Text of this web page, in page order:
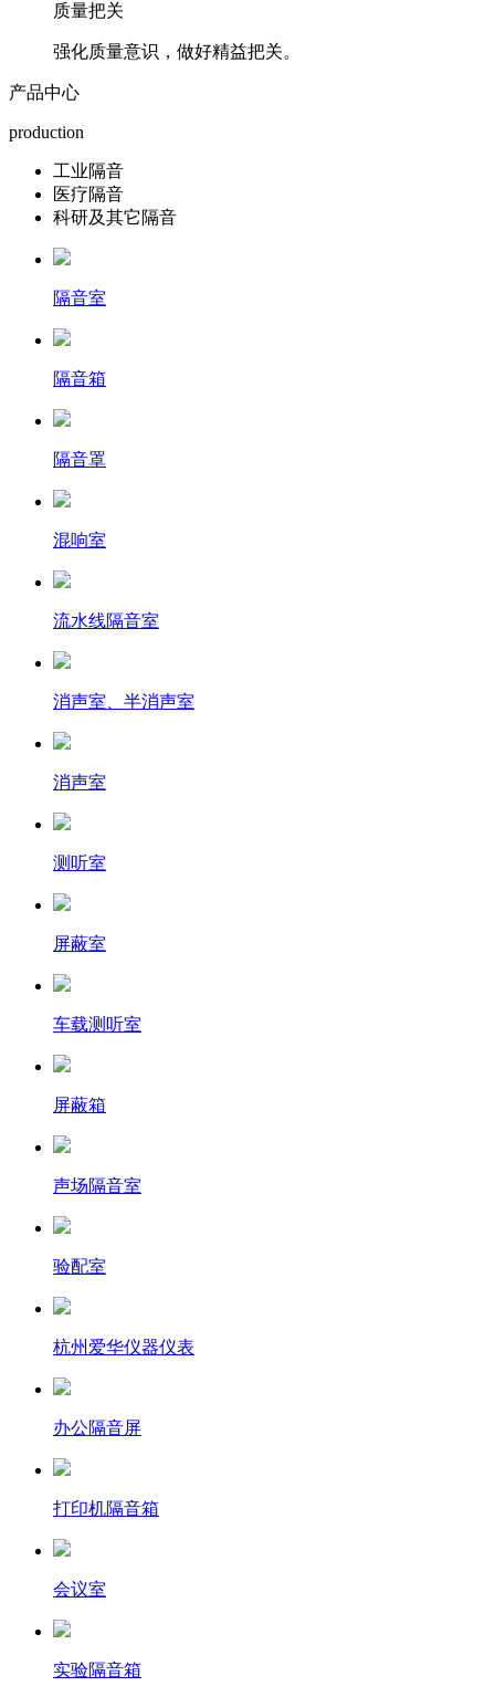
质量把关
强化质量意识，做好精益把关。
产品中心
production
工业隔音
医疗隔音
科研及其它隔音
隔音室
隔音箱
隔音罩
混响室
流水线隔音室
消声室、半消声室
消声室
测听室
屏蔽室
车载测听室
屏蔽箱
声场隔音室
验配室
杭州爱华仪器仪表
办公隔音屏
打印机隔音箱
会议室
实验隔音箱